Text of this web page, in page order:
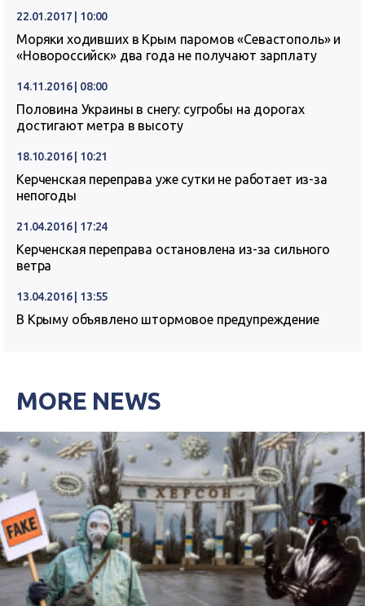
22.01.2017 | 10:00
Моряки ходивших в Крым паромов «Севастополь» и
«Новороссийск» два года не получают зарплату
14.11.2016 | 08:00
Половина Украины в снегу: сугробы на дорогах
достигают метра в высоту
18.10.2016 | 10:21
Керченская переправа уже сутки не работает из-за
непогоды
21.04.2016 | 17:24
Керченская переправа остановлена из-за сильного
ветра
13.04.2016 | 13:55
В Крыму объявлено штормовое предупреждение
MORE NEWS